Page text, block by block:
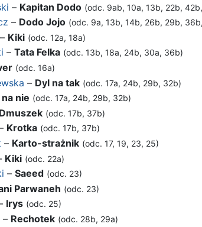
– Kapitan Dodo (odc. 9ab, 10a, 13b, 22b,
– Dodo Jojo (odc. 9a, 13b, 14b, 26b, 29b,
Kiki (odc. 12a, 18a)
– Tata Felka (odc. 13b, 18a, 24b, 30a, 36b)
(odc. 16a)
– Dyl na tak (odc. 17a, 24b, 29b, 32b)
nie (odc. 17a, 24b, 29b, 32b)
Dmuszek (odc. 17b, 37b)
Krotka (odc. 17b, 37b)
– Karto-strażnik (odc. 17, 19, 23, 25)
Kiki (odc. 22a)
– Saeed (odc. 23)
Parwaneh (odc. 23)
Irys (odc. 25)
– Rechotek (odc. 28b, 29a)